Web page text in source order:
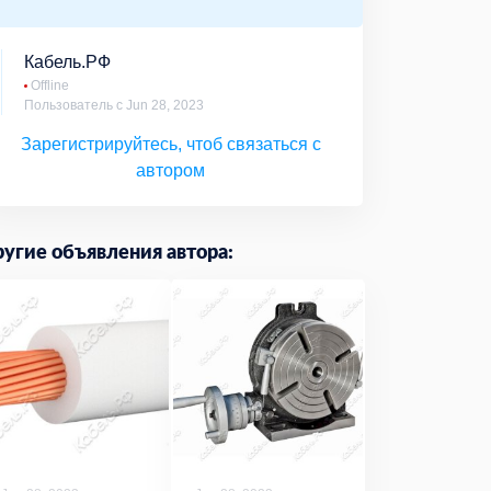
Кабель.РФ
Offline
Пользователь с Jun 28, 2023
Зарегистрируйтесь, чтоб связаться с
автором
объявления автора: